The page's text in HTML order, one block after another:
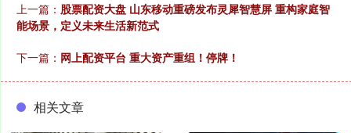
上一篇： 股票配资大盘 山东移动重磅发布灵犀智慧屏 重构家庭智
能场景，定义未来生活新范式
下一篇： 网上配资平台 重大资产重组！停牌！
相关文章